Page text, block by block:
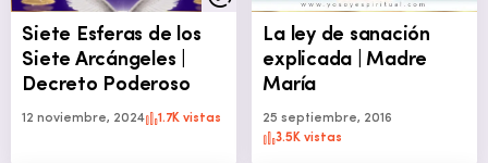
Siete Esferas de los
Siete Arcángeles |
Decreto Poderoso
12 noviembre, 2024 1.7K vistas
La ley de sanación
explicada | Madre
María
25 septiembre, 2016
3.5K vistas